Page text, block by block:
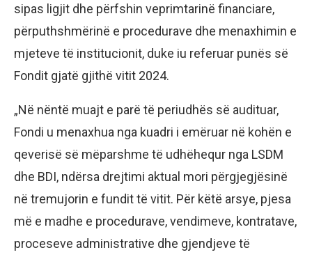
sipas ligjit dhe përfshin veprimtarinë financiare,
përputhshmërinë e procedurave dhe menaxhimin e
mjeteve të institucionit, duke iu referuar punës së
Fondit gjatë gjithë vitit 2024.
„Në nëntë muajt e parë të periudhës së audituar,
Fondi u menaxhua nga kuadri i emëruar në kohën e
qeverisë së mëparshme të udhëhequr nga LSDM
dhe BDI, ndërsa drejtimi aktual mori përgjegjësinë
në tremujorin e fundit të vitit. Për këtë arsye, pjesa
më e madhe e procedurave, vendimeve, kontratave,
proceseve administrative dhe gjendjeve të